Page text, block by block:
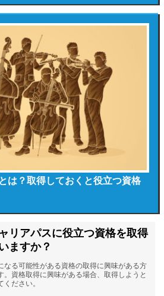
は？取得しておくと役立つ資格
リアパスに役立つ資格を取得
ますか？
なる可能性がある資格の取得に興味がある方
。資格取得に興味がある場合、取得しようと
ださい。